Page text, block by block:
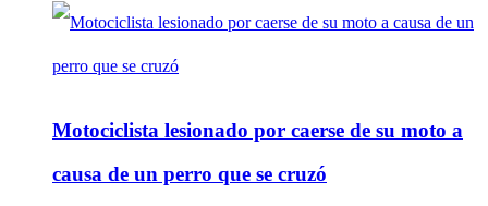
Motociclista lesionado por caerse de su moto a
causa de un perro que se cruzó